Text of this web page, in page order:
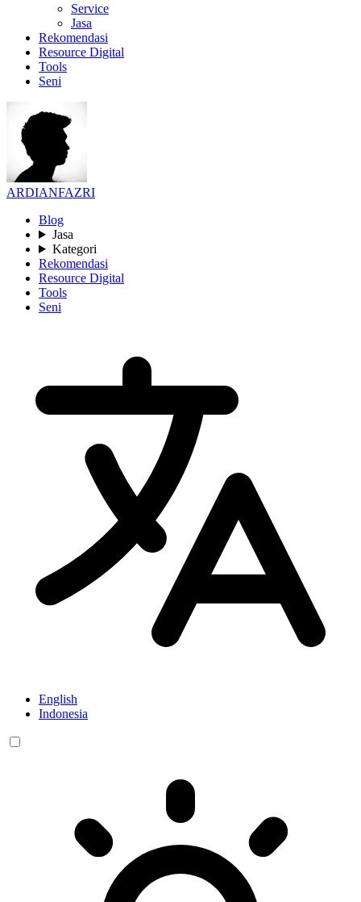
Service
Jasa
Rekomendasi
Resource Digital
Tools
Seni
ARDIANFAZRI
Blog
Jasa
Kategori
Rekomendasi
Resource Digital
Tools
Seni
English
Indonesia